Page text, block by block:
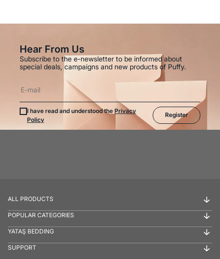
Hear From Us
Subscribe to the e-newsletter to be informed about
special deals, campaigns and new products of Puffy.
I have read and understood the Privacy
Policy
Register
ALL PRODUCTS
POPULAR CATEGORIES
YATAŞ BEDDING
SUPPORT